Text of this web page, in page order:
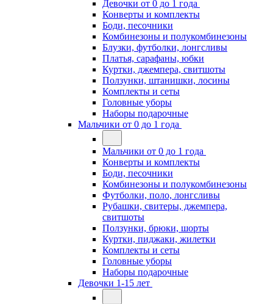
Девочки от 0 до 1 года
Конверты и комплекты
Боди, песочники
Комбинезоны и полукомбинезоны
Блузки, футболки, лонгсливы
Платья, сарафаны, юбки
Куртки, джемпера, свитшоты
Ползунки, штанишки, лосины
Комплекты и сеты
Головные уборы
Наборы подарочные
Мальчики от 0 до 1 года
Мальчики от 0 до 1 года
Конверты и комплекты
Боди, песочники
Комбинезоны и полукомбинезоны
Футболки, поло, лонгсливы
Рубашки, свитеры, джемпера,
свитшоты
Ползунки, брюки, шорты
Куртки, пиджаки, жилетки
Комплекты и сеты
Головные уборы
Наборы подарочные
Девочки 1-15 лет